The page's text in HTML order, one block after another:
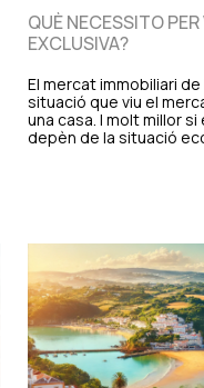
QUÈ NECESSITO
EXCLUSIVA?
El mercat immobiliari
situació que viu el
una casa. I molt millor
depèn de la situació